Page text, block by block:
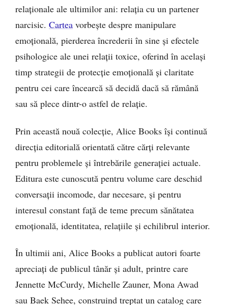
relaționale ale ultimilor ani: relația cu un partener
narcisic. Cartea vorbește despre manipulare
emoțională, pierderea încrederii în sine și efectele
psihologice ale unei relații toxice, oferind în același
timp strategii de protecție emoțională și claritate
pentru cei care încearcă să decidă dacă să rămână
sau să plece dintr-o astfel de relație.
Prin această nouă colecție, Alice Books își continuă
direcția editorială orientată către cărți relevante
pentru problemele și întrebările generației actuale.
Editura este cunoscută pentru volume care deschid
conversații incomode, dar necesare, și pentru
interesul constant față de teme precum sănătatea
emoțională, identitatea, relațiile și echilibrul interior.
În ultimii ani, Alice Books a publicat autori foarte
apreciați de publicul tânăr și adult, printre care
Jennette McCurdy, Michelle Zauner, Mona Awad
sau Baek Sehee, construind treptat un catalog care